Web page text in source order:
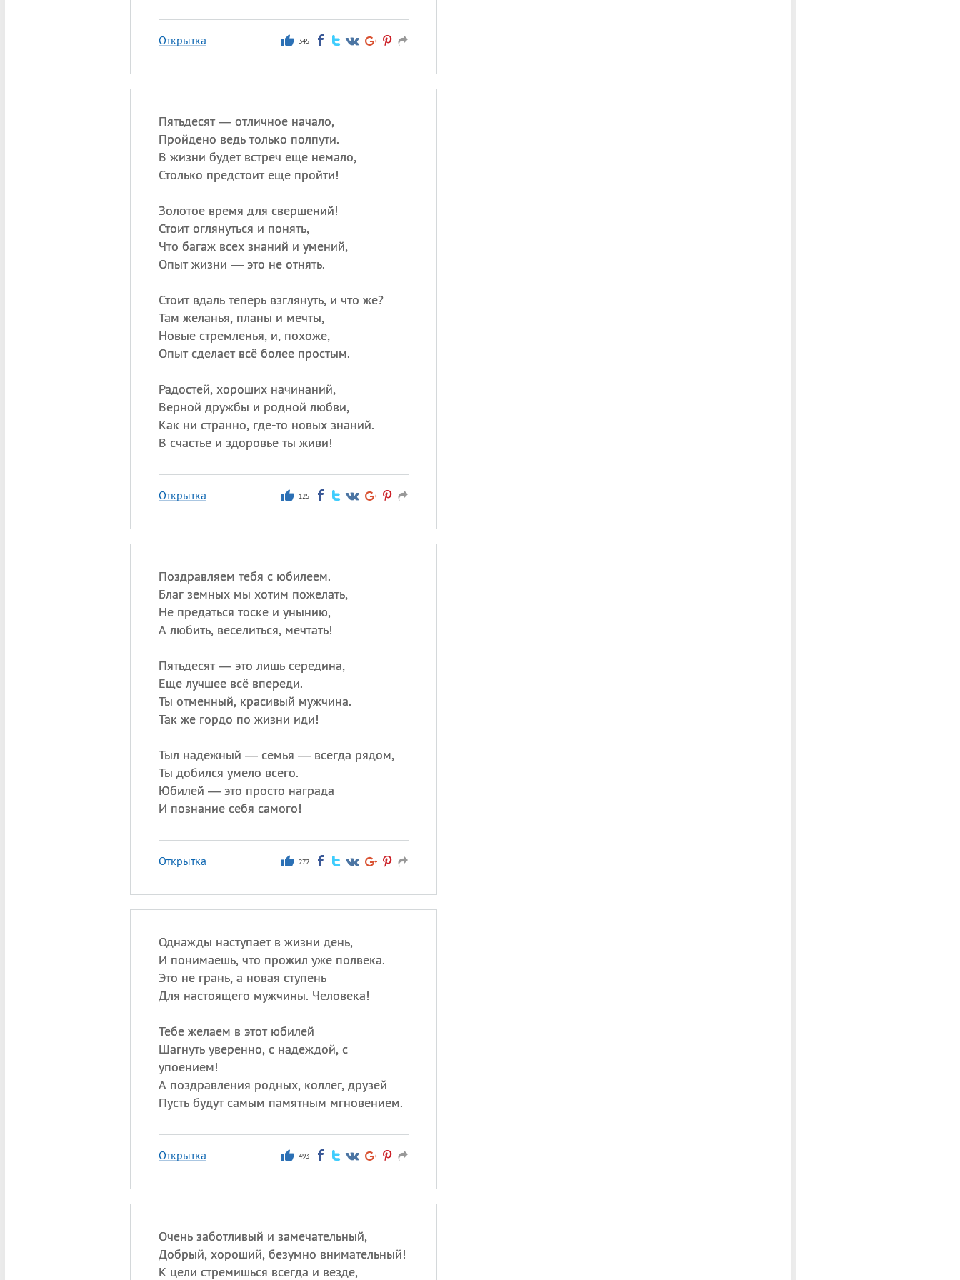
Открытка 345
Пятьдесят — отличное начало,
Пройдено ведь только полпути.
В жизни будет встреч еще немало,
Столько предстоит еще пройти!
Золотое время для свершений!
Стоит оглянуться и понять,
Что багаж всех знаний и умений,
Опыт жизни — это не отнять.
Стоит вдаль теперь взглянуть, и что же?
Там желанья, планы и мечты,
Новые стремленья, и, похоже,
Опыт сделает всё более простым.
Радостей, хороших начинаний,
Верной дружбы и родной любви,
Как ни странно, где-то новых знаний.
В счастье и здоровье ты живи!
Открытка 125
Поздравляем тебя с юбилеем.
Благ земных мы хотим пожелать,
Не предаться тоске и унынию,
А любить, веселиться, мечтать!
Пятьдесят — это лишь середина,
Еще лучшее всё впереди.
Ты отменный, красивый мужчина.
Так же гордо по жизни иди!
Тыл надежный — семья — всегда рядом,
Ты добился умело всего.
Юбилей — это просто награда
И познание себя самого!
Открытка 272
Однажды наступает в жизни день,
И понимаешь, что прожил уже полвека.
Это не грань, а новая ступень
Для настоящего мужчины. Человека!
Тебе желаем в этот юбилей
Шагнуть уверенно, с надеждой, с
упоением!
А поздравления родных, коллег, друзей
Пусть будут самым памятным мгновением.
Открытка 493
Очень заботливый и замечательный,
Добрый, хороший, безумно внимательный!
К цели стремишься всегда и везде,